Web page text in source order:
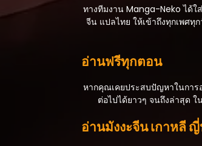
สิงหาคม 21, 2025
ตอนที่ 61
ตอนที่ 60
ทางทีมงาน Manga-Neko ได้ใ
จีน แปลไทย ให้เข้าถึงทุกเพศ
อ่านฟรีทุกตอน
หากคุณเคยประสบปัญหาในการ
ต่อไปได้ยาวๆ จนถึงล่าสุด
อ่านมังงะจีน เกาหลี